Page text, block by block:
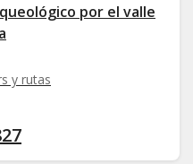
por el valle
y rutas